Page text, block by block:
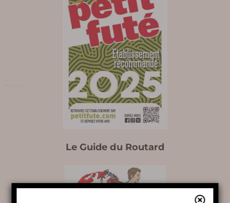
TARIFS ET BILLETTERIE EN
PLAN ET ACCÈS À TERRA
VINEA
SERVICES ET BOUTIQUE
AUTOUR DE TERRA VINEA
Le Guide du Routard